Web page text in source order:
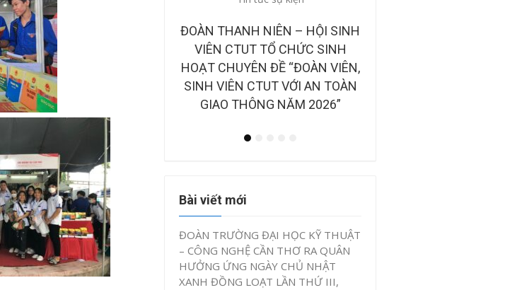
ĐOÀN TRƯỜNG ĐẠI HỌC KỸ
THUẬT – CÔNG NGHỆ CẦN
THƠ XÂY DỰNG MÔ HÌNH
“TRẠM KÝ ỨC” NĂM HỌC 2025
ĐOÀN THANH NIÊN – HỘI SINH
VIÊN CTUT TỔ CHỨC SINH
HOẠT CHUYÊN ĐỀ “ĐOÀN VIÊN,
SINH VIÊN CTUT VỚI AN TOÀN
GIAO THÔNG NĂM 2026”
Bài viết mới
ĐOÀN TRƯỜNG ĐẠI HỌC KỸ THUẬT
– CÔNG NGHỆ CẦN THƠ RA QUÂN
HƯỞNG ỨNG NGÀY CHỦ NHẬT
XANH ĐỒNG LOẠT LẦN THỨ III,